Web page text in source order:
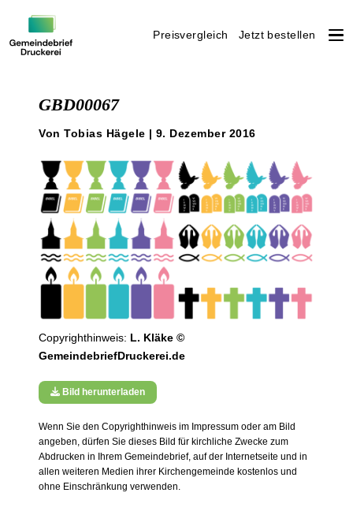
Preisvergleich Jetzt bestellen
GBD00067
Von Tobias Hägele | 9. Dezember 2016
Copyrighthinweis: L. Kläke ©
GemeindebriefDruckerei.de
Bild herunterladen
Wenn Sie den Copyrighthinweis im Impressum oder am Bild
angeben, dürfen Sie dieses Bild für kirchliche Zwecke zum
Abdrucken in Ihrem Gemeindebrief, auf der Internetseite und in
allen weiteren Medien ihrer Kirchengemeinde kostenlos und
ohne Einschränkung verwenden.